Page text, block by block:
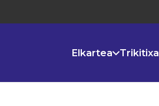
Elkartea Trikitixa